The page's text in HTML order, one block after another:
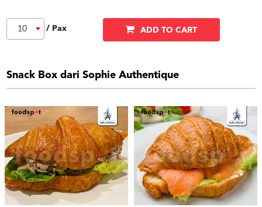
10 / Pax ADD TO CART
Snack Box dari Sophie Authentique